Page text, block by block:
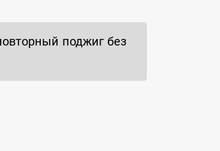
поджиг без